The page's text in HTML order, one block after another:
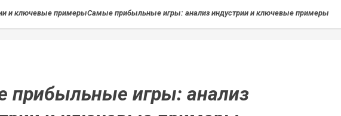
и ключевые примерыСамые прибыльные игры: анализ индустрии и ключевые примеры
прибыльные игры: анализ